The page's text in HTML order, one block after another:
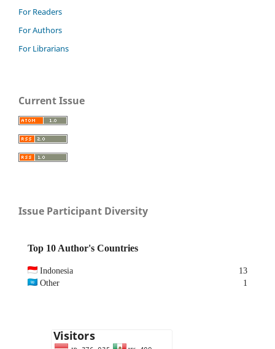
For Readers
For Authors
For Librarians
Current Issue
Issue Participant Diversity
Top 10 Author's Countries
Indonesia
13
Other
1